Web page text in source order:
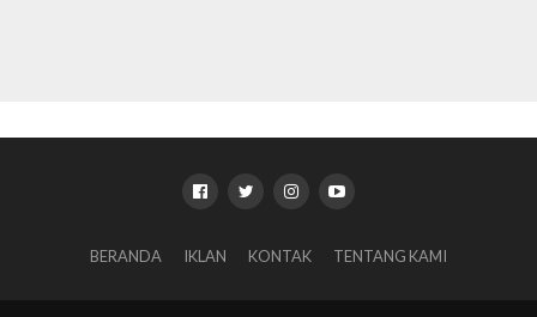
BERANDA IKLAN KONTAK TENTANG KAMI